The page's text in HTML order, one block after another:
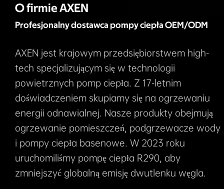
O firmie AXEN
Profesjonalny dostawca pompy ciepła OEM/ODM
AXEN jest krajowym przedsiębiorstwem high-
tech specjalizującym się w technologii
powietrznych pomp ciepła. Z 17-letnim
doświadczeniem skupiamy się na ogrzewaniu
energii odnawialnej. Nasze produkty obejmują
ogrzewanie pomieszczeń, podgrzewacze wody
i pompy ciepła basenowe. W 2023 roku
uruchomiliśmy pompę ciepła R290, aby
zmniejszyć globalną emisję dwutlenku węgla.